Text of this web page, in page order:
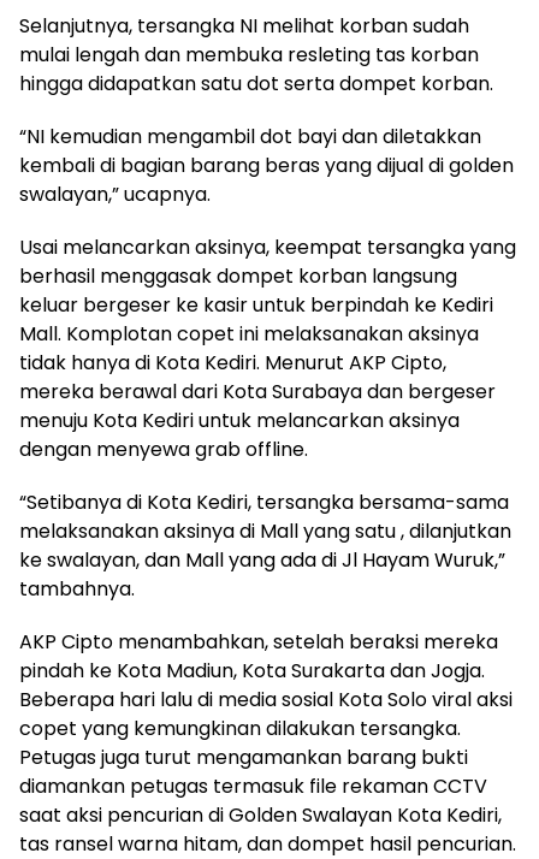
Selanjutnya, tersangka NI melihat korban sudah
mulai lengah dan membuka resleting tas korban
hingga didapatkan satu dot serta dompet korban.
“NI kemudian mengambil dot bayi dan diletakkan
kembali di bagian barang beras yang dijual di golden
swalayan,” ucapnya.
Usai melancarkan aksinya, keempat tersangka yang
berhasil menggasak dompet korban langsung
keluar bergeser ke kasir untuk berpindah ke Kediri
Mall. Komplotan copet ini melaksanakan aksinya
tidak hanya di Kota Kediri. Menurut AKP Cipto,
mereka berawal dari Kota Surabaya dan bergeser
menuju Kota Kediri untuk melancarkan aksinya
dengan menyewa grab offline.
“Setibanya di Kota Kediri, tersangka bersama-sama
melaksanakan aksinya di Mall yang satu , dilanjutkan
ke swalayan, dan Mall yang ada di Jl Hayam Wuruk,”
tambahnya.
AKP Cipto menambahkan, setelah beraksi mereka
pindah ke Kota Madiun, Kota Surakarta dan Jogja.
Beberapa hari lalu di media sosial Kota Solo viral aksi
copet yang kemungkinan dilakukan tersangka.
Petugas juga turut mengamankan barang bukti
diamankan petugas termasuk file rekaman CCTV
saat aksi pencurian di Golden Swalayan Kota Kediri,
tas ransel warna hitam, dan dompet hasil pencurian.